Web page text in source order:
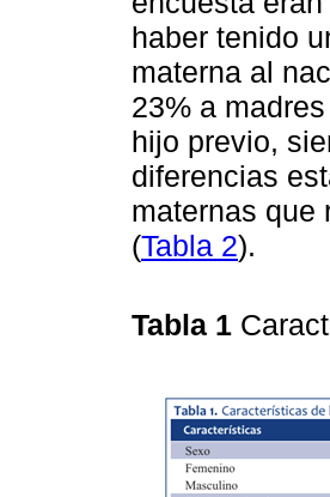
haber tenido
materna al
23% a
hijo previo,
diferencias
maternas que
(Tabla 2).
Tabla 1